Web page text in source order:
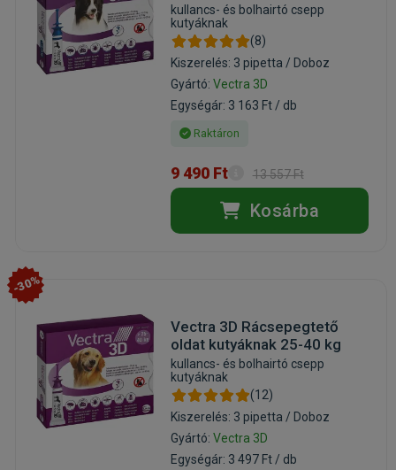
kullancs- és bolhairtó csepp
kutyáknak
(8)
Kiszerelés: 3 pipetta / Doboz
Gyártó: Vectra 3D
Egységár: 3 163 Ft / db
Raktáron
9 490 Ft 13 557 Ft
Kosárba
-30%
Vectra 3D Rácsepegtető
oldat kutyáknak 25-40 kg
kullancs- és bolhairtó csepp
kutyáknak
(12)
Kiszerelés: 3 pipetta / Doboz
Gyártó: Vectra 3D
Egységár: 3 497 Ft / db